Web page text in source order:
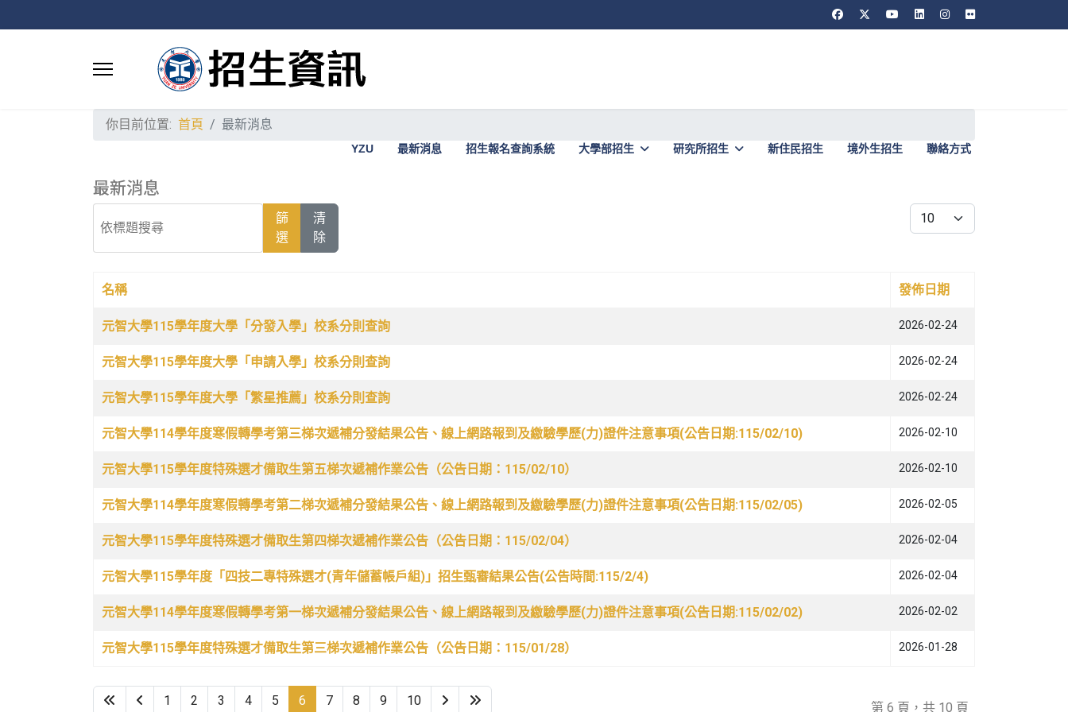
YZU 最新消息 招生報名查詢系統 大學部招生 研究所招生 新住民招生 境外生招生 聯絡方式
你目前位置: 首頁 最新消息
最新消息
篩
選
清
除
每頁顯示條數
文章列表
名稱 發佈日期
元智大學115學年度大學「分發入學」校系分則查詢 2026-02-24
元智大學115學年度大學「申請入學」校系分則查詢 2026-02-24
元智大學115學年度大學「繁星推薦」校系分則查詢 2026-02-24
元智大學114學年度寒假轉學考第三梯次遞補分發結果公告、線上網路報到及繳驗學歷(力)證件注意事項(公告日期:115/02/10) 2026-02-10
元智大學115學年度特殊選才備取生第五梯次遞補作業公告（公告日期：115/02/10） 2026-02-10
元智大學114學年度寒假轉學考第二梯次遞補分發結果公告、線上網路報到及繳驗學歷(力)證件注意事項(公告日期:115/02/05) 2026-02-05
元智大學115學年度特殊選才備取生第四梯次遞補作業公告（公告日期：115/02/04） 2026-02-04
元智大學115學年度「四技二專特殊選才(青年儲蓄帳戶組)」招生甄審結果公告(公告時間:115/2/4) 2026-02-04
元智大學114學年度寒假轉學考第一梯次遞補分發結果公告、線上網路報到及繳驗學歷(力)證件注意事項(公告日期:115/02/02) 2026-02-02
元智大學115學年度特殊選才備取生第三梯次遞補作業公告（公告日期：115/01/28） 2026-01-28
第 6 頁，共 10 頁
1 2 3 4 5 6 7 8 9 10